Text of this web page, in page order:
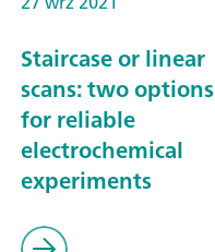
Staircase or linear
scans: two options
for reliable
electrochemical
experiments